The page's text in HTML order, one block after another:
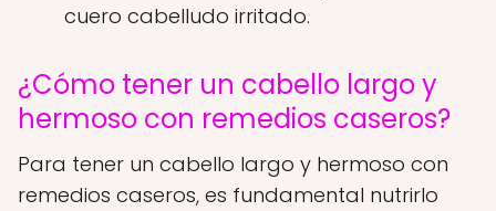
cuero cabelludo irritado.
¿Cómo tener un cabello largo y
hermoso con remedios caseros?
Para tener un cabello largo y hermoso con
remedios caseros, es fundamental nutrirlo